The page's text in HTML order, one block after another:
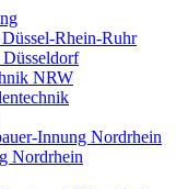
Rhein-Ruhr
NRW
Innung Nordrhein
Nordrhein